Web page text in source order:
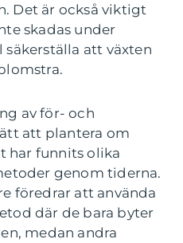
Det är också viktigt
skadas under
säkerställa att växten
av för- och
att plantera om
har funnits olika
genom tiderna.
föredrar att använda
där de bara byter
medan andra